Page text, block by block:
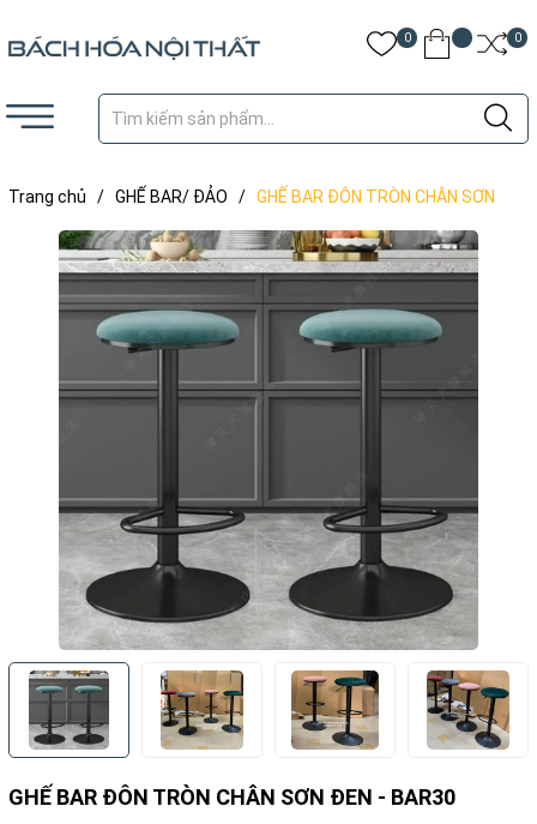
0 0
Trang chủ / GHẾ BAR/ ĐẢO / GHẾ BAR ĐÔN TRÒN CHÂN SƠN
GHẾ BAR ĐÔN TRÒN CHÂN SƠN ĐEN - BAR30